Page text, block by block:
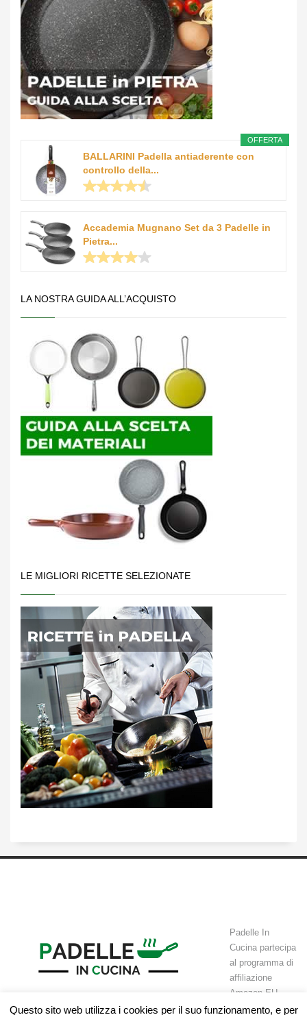
OFFERTA
BALLARINI Padella antiaderente con
controllo della...
Accademia Mugnano Set da 3 Padelle in
Pietra...
LA NOSTRA GUIDA ALL’ACQUISTO
LE MIGLIORI RICETTE SELEZIONATE
Padelle In
Cucina partecipa
al programma di
affiliazione
Amazon EU
Associates Programme, un programma di affiliazione che permette a
Questo sito web utilizza i cookies per il suo funzionamento, e per